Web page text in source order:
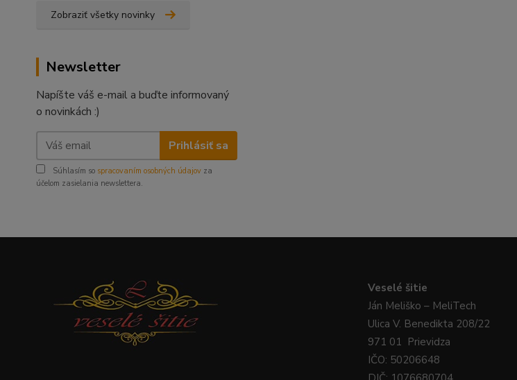
Zobraziť všetky novinky
Newsletter
Napíšte váš e-mail a buďte informovaný
o novinkách :)
Prihlásiť sa
Súhlasím so spracovaním osobných údajov za
účelom zasielania newslettera.
Veselé šitie
Ján Meliško – MeliTech
Ulica V. Benedikta 208/22
971 01 Prievidza
IČO: 50206648